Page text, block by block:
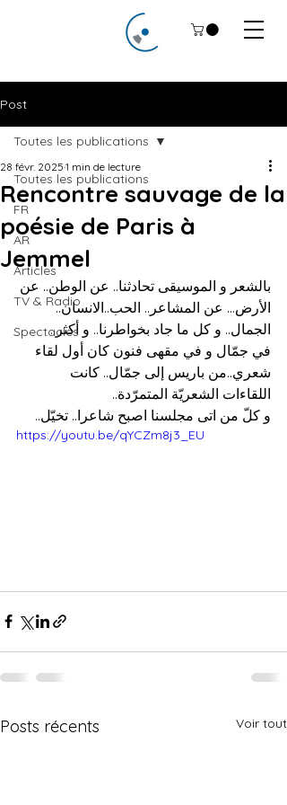
Post
Toutes les publications
FR
AR
Articles
TV & Radio
Spectacles
Toutes les publications
Rencontre sauvage de la
poésie de Paris à
Jemmel
28 févr. 2025 1 min de lecture
بالشعر و الموسيقى تحادثنا.. عن الوطن.. عن
الأرض... عن المشاعر.. الحب..الانسان..
الجمال.. و كل ما جاد بخواطرنا.. و أكثر..
في جمّال و في مقهى فنون كان أول لقاء
شعري..من باريس إلى جمّال.. كانت
اللقاءات الشعريّة المتمرّدة..
و كلّ من اتى مجلسنا اصبح شاعرا.. تخيّل..
https://youtu.be/qYCZm8j3_EU
Posts récents Voir tout